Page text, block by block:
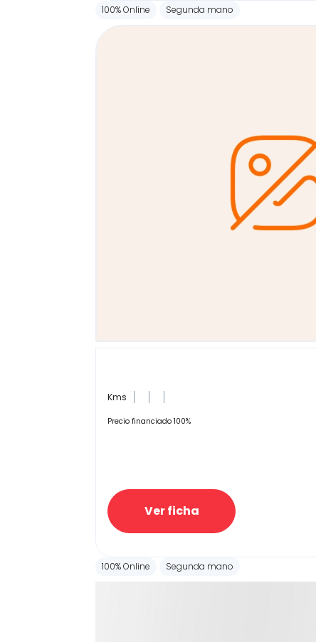
100% Online Segunda mano
Kms
Precio financiado 100%
Ver ficha
100% Online Segunda mano